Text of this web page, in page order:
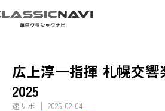
広上淳一指揮 札幌交
2025
速リポ 2025-02-04